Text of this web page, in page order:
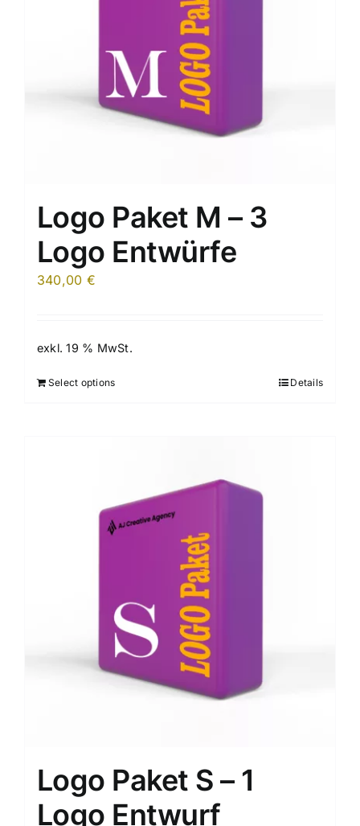
Logo Paket M – 3
Logo Entwürfe
340,00 €
exkl. 19 % MwSt.
Select options Details
Logo Paket S – 1
Logo Entwurf